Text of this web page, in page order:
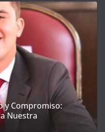
y Compromiso:
Nuestra